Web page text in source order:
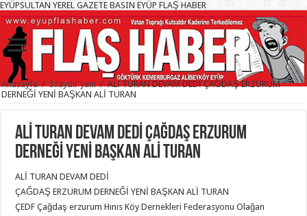
EYÜPSULTAN YEREL GAZETE BASIN EYÜP FLAŞ HABER
Anasayfa / Sılaydır yanı / ALİ TURAN DEVAM DEDİ ÇAĞDAŞ ERZURUM
DERNEĞİ YENİ BAŞKAN ALİ TURAN
ALİ TURAN DEVAM DEDİ ÇAĞDAŞ ERZURUM
DERNEĞİ YENİ BAŞKAN ALİ TURAN
ALİ TURAN DEVAM DEDİ
ÇAĞDAŞ ERZURUM DERNEĞİ YENİ BAŞKAN ALİ TURAN
ÇEDF Çağdaş erzurum Hınıs Köy Dernekleri Federasyonu Olağan